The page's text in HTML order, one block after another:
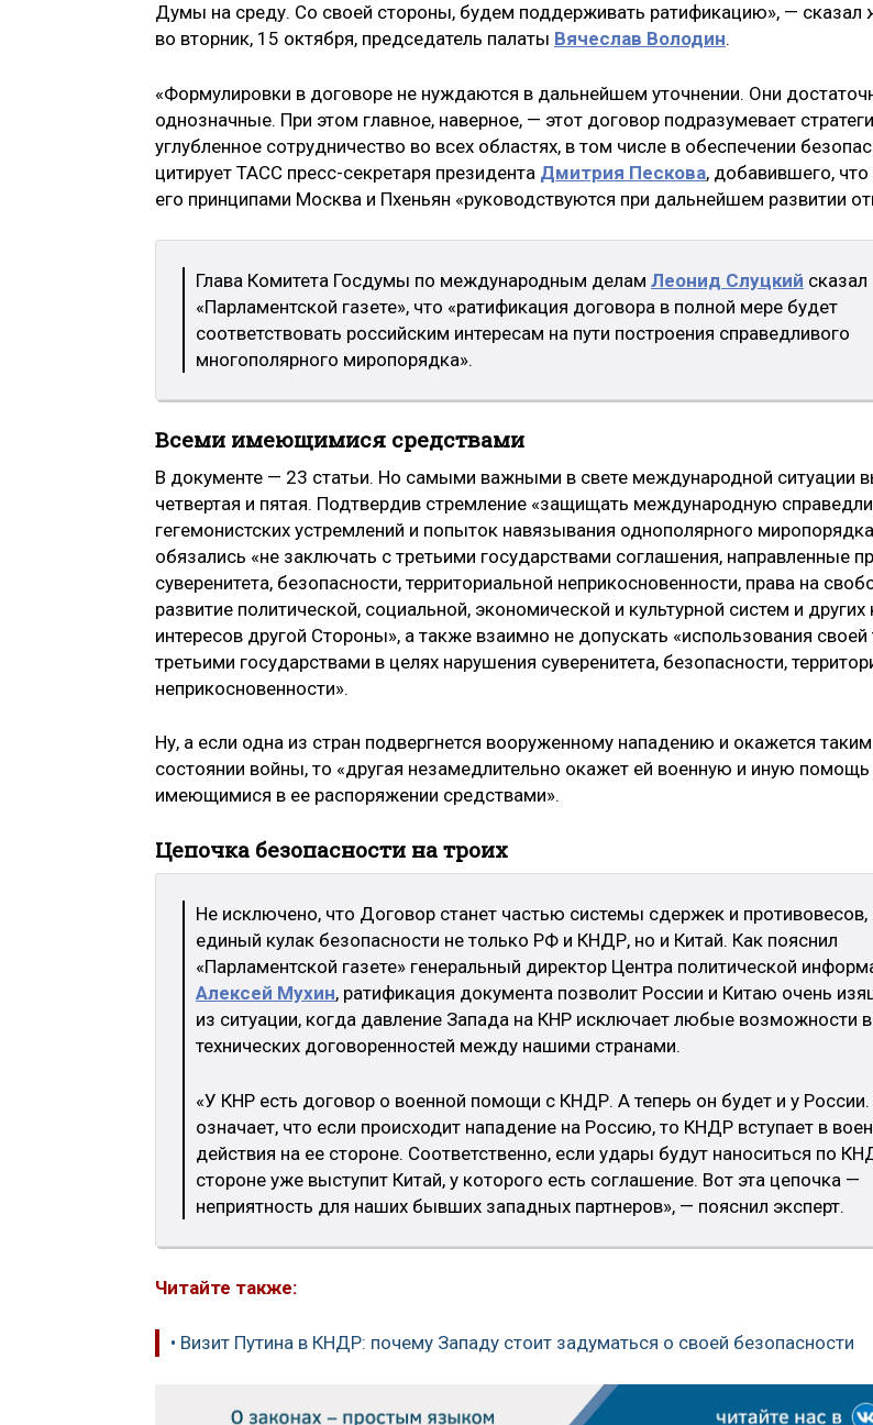
Думы на среду. Со своей стороны, будем поддерживать ратификацию», — сказал
во вторник, 15 октября, председатель палаты Вячеслав Володин.
«Формулировки в договоре не нуждаются в дальнейшем уточнении. Они
однозначные. При этом главное, наверное, — этот договор подразумевает
углубленное сотрудничество во всех областях, в том числе в обеспечении
цитирует ТАСС пресс-секретаря президента Дмитрия Пескова, добавившего,
его принципами Москва и Пхеньян «руководствуются при дальнейшем развитии
Глава Комитета Госдумы по международным делам Леонид Слуцкий сказал
«Парламентской газете», что «ратификация договора в полной мере будет
соответствовать российским интересам на пути построения справедливого
многополярного миропорядка».
Всеми имеющимися средствами
В документе — 23 статьи. Но самыми важными в свете международной ситуации
четвертая и пятая. Подтвердив стремление «защищать международную
гегемонистских устремлений и попыток навязывания однополярного
обязались «не заключать с третьими государствами соглашения, направленные
суверенитета, безопасности, территориальной неприкосновенности, права на
развитие политической, социальной, экономической и культурной систем и
интересов другой Стороны», а также взаимно не допускать «использования своей
третьими государствами в целях нарушения суверенитета, безопасности,
неприкосновенности».
Ну, а если одна из стран подвергнется вооруженному нападению и окажется
состоянии войны, то «другая незамедлительно окажет ей военную и иную
имеющимися в ее распоряжении средствами».
Цепочка безопасности на троих
Не исключено, что Договор станет частью системы сдержек и противовесов,
единый кулак безопасности не только РФ и КНДР, но и Китай. Как пояснил
«Парламентской газете» генеральный директор Центра политической
Алексей Мухин, ратификация документа позволит России и Китаю очень
из ситуации, когда давление Запада на КНР исключает любые возможности
технических договоренностей между нашими странами.
«У КНР есть договор о военной помощи с КНДР. А теперь он будет и у
означает, что если происходит нападение на Россию, то КНДР вступает в
действия на ее стороне. Соответственно, если удары будут наноситься по
стороне уже выступит Китай, у которого есть соглашение. Вот эта цепочка —
неприятность для наших бывших западных партнеров», — пояснил эксперт.
Читайте также:
• Визит Путина в КНДР: почему Западу стоит задуматься о своей безопасности